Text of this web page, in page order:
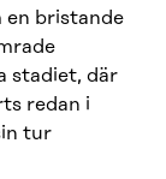
en bristande
stadiet, där
redan i
tur